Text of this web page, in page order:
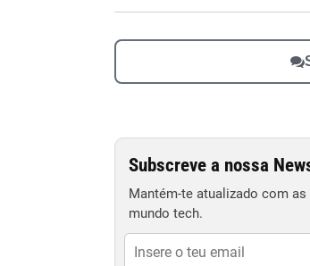
Subscreve a nossa
Mantém-te atualizado com
mundo tech.